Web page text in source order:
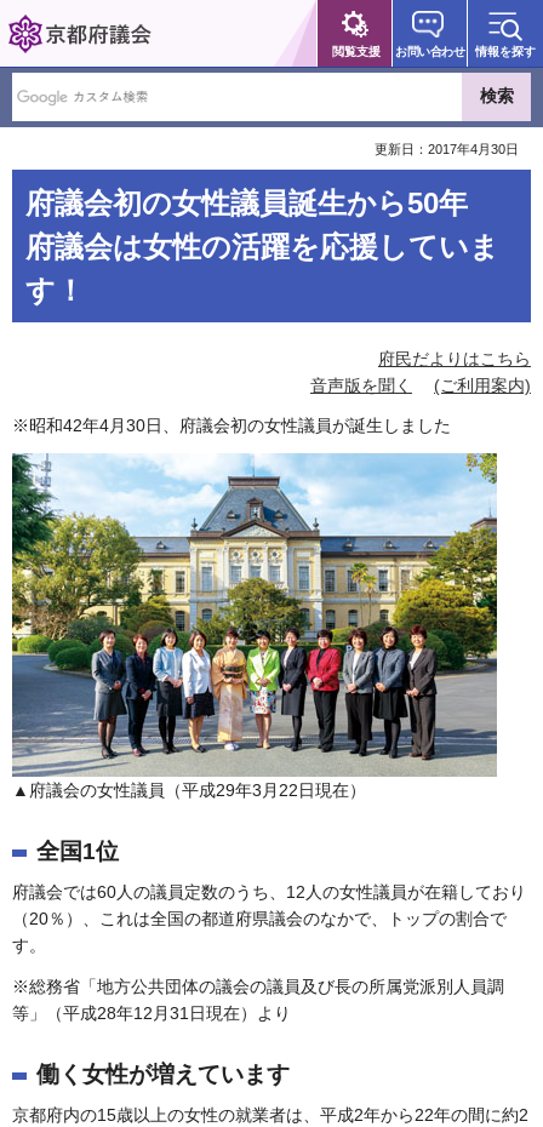
京都府議会
閲覧支援 お問い合わせ 情報を探す
更新日：2017年4月30日
府議会初の女性議員誕生から50年
府議会は女性の活躍を応援していま
す！
府民だよりはこちら
音声版を聞く
(ご利用案内)
※昭和42年4月30日、府議会初の女性議員が誕生しました
▲府議会の女性議員（平成29年3月22日現在）
全国1位
府議会では60人の議員定数のうち、12人の女性議員が在籍しており
（20％）、これは全国の都道府県議会のなかで、トップの割合で
す。
※総務省「地方公共団体の議会の議員及び長の所属党派別人員調
等」（平成28年12月31日現在）より
働く女性が増えています
京都府内の15歳以上の女性の就業者は、平成2年から22年の間に約2